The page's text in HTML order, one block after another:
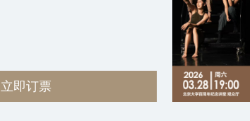
立即订票